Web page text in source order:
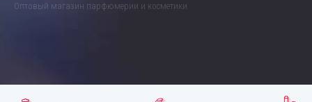
Оптовый магазин парфюмерии и косметики